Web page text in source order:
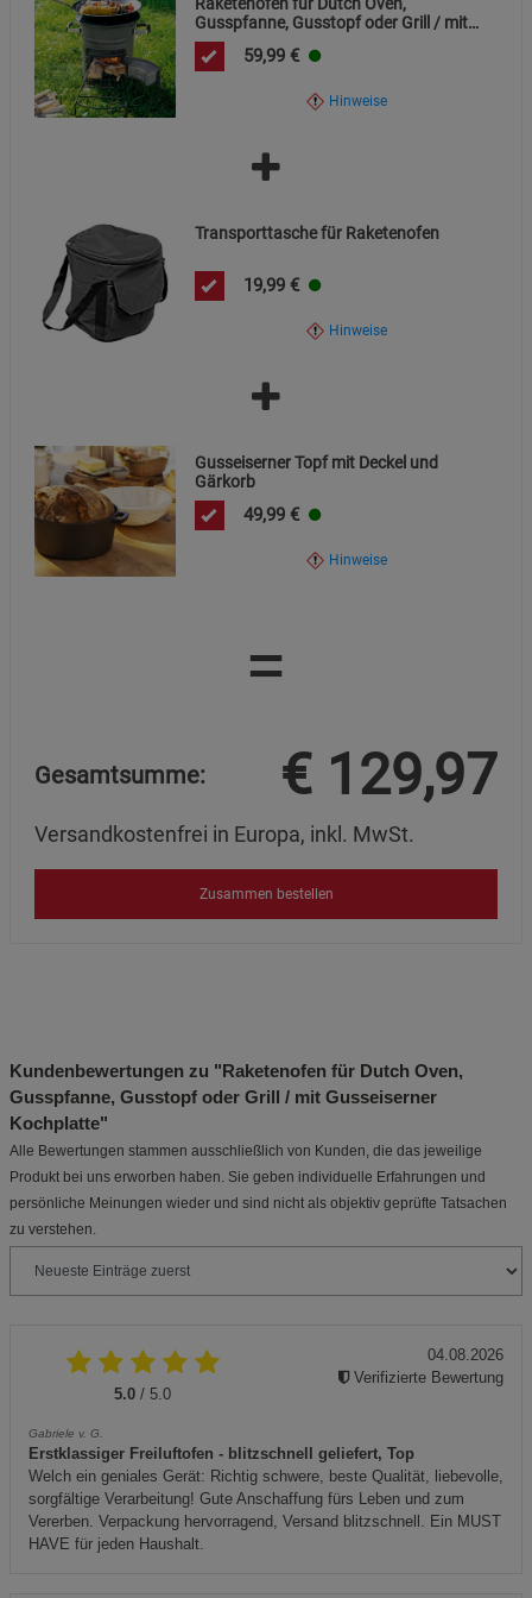
Gusspfanne, Gusstopf oder Grill / mit
Gusseiserner Kochplatte
59,99 €
Hinweise
Transporttasche für Raketenofen
19,99 €
Hinweise
Gusseiserner Topf mit Deckel und
Gärkorb
49,99 €
Hinweise
=
Gesamtsumme: € 129,97
Versandkostenfrei in Europa, inkl. MwSt.
Zusammen bestellen
Kundenbewertungen zu "Raketenofen für Dutch Oven,
Gusspfanne, Gusstopf oder Grill / mit Gusseiserner
Kochplatte"
Alle Bewertungen stammen ausschließlich von Kunden, die das jeweilige
Produkt bei uns erworben haben. Sie geben individuelle Erfahrungen und
persönliche Meinungen wieder und sind nicht als objektiv geprüfte Tatsachen
zu verstehen.
5.0 / 5.0
Gabriele v. G.
Erstklassiger Freiluftofen - blitzschnell geliefert, Top
Welch ein geniales Gerät: Richtig schwere, beste Qualität, liebevolle,
sorgfältige Verarbeitung! Gute Anschaffung fürs Leben und zum
Vererben. Verpackung hervorragend, Versand blitzschnell. Ein MUST
HAVE für jeden Haushalt.
04.08.2026
Verifizierte Bewertung